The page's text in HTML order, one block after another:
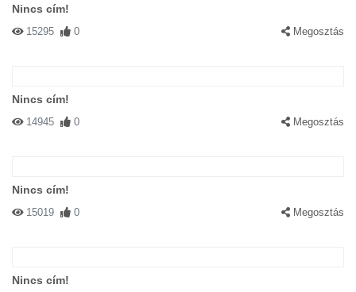
Nincs cím!
15295 0 Megosztás
Nincs cím!
14945 0 Megosztás
Nincs cím!
15019 0 Megosztás
Nincs cím!